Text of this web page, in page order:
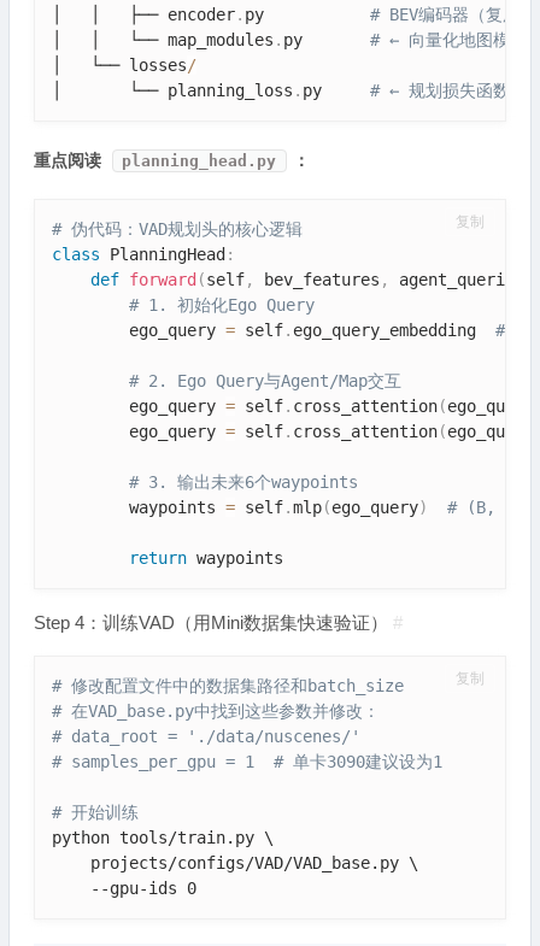
│   │   ├── encoder. py # BEV编码器（复用
│   │   └── map_modules . py # ← 向量化地图模块
│   └── losses/
│       └── planning_loss . py # ← 规划损失函数
重点阅读 planning_head.py ：
# 伪代码：VAD规划头的核心逻辑
class
PlanningHead :
def forward (self, bev_features , agent_queries
# 1. 初始化Ego Query
        ego_query
= self. ego_query_embedding # 可
# 2. Ego Query与Agent/Map交互
        ego_query
= self. cross_attention(ego_query
        ego_query
= self. cross_attention(ego_query
# 3. 输出未来6个waypoints
        waypoints
= self.mlp(ego_query) # (B, 6,
return waypoints
复制
Step 4：训练VAD（用Mini数据集快速验证） #
# 修改配置文件中的数据集路径和batch_size
# 在VAD_base.py中找到这些参数并修改：
# data_root = './data/nuscenes/'
# samples_per_gpu = 1  # 单卡3090建议设为1
# 开始训练
python tools/train.py \
    projects/configs/VAD/VAD_base.py \
    --gpu-ids 0
复制